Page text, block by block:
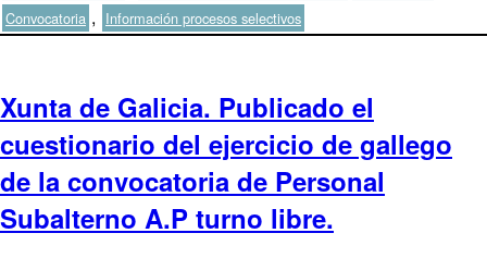
Convocatoria , Información procesos selectivos
Xunta de Galicia. Publicado el
cuestionario del ejercicio de gallego
de la convocatoria de Personal
Subalterno A.P turno libre.